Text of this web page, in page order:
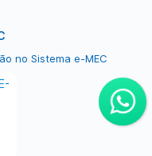
no Sistema e-MEC